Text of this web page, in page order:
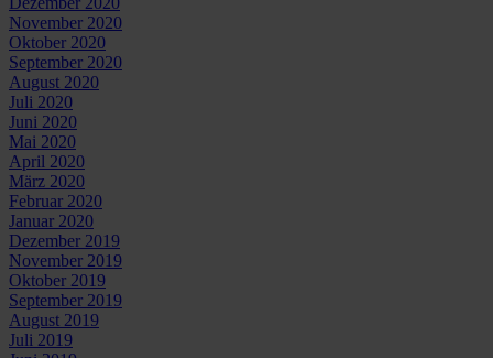
November 2020
Oktober 2020
September 2020
August 2020
Juli 2020
Juni 2020
Mai 2020
April 2020
März 2020
Februar 2020
Januar 2020
Dezember 2019
November 2019
Oktober 2019
September 2019
August 2019
Juli 2019